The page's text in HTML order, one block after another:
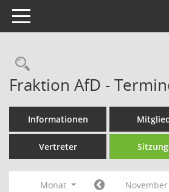
Toggle navigation
Rechercheauswahl
Fraktion AfD -
Informationen
Vertreter
Monat November